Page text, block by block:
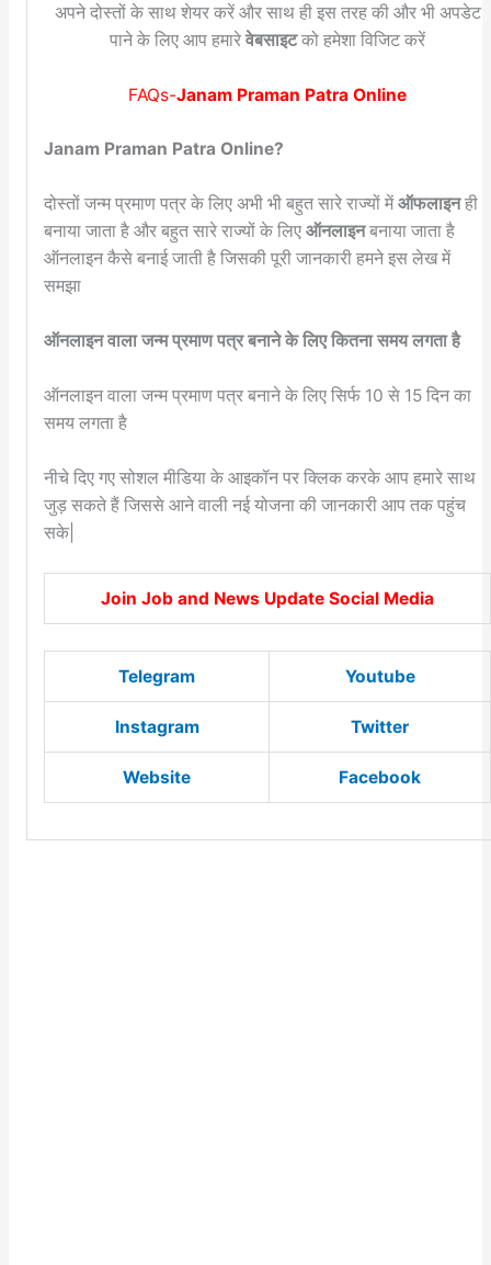
अपने दोस्तों के साथ शेयर करें और साथ ही इस तरह की और भी अपडेट
पाने के लिए आप हमारेवेबसाइटको हमेशा विजिट करें
FAQs-Janam Praman Patra Online
Janam Praman Patra Online?
दोस्तों जन्म प्रमाण पत्र के लिए अभी भी बहुत सारे राज्यों मेंऑफलाइनही
बनाया जाता है और बहुत सारे राज्यों के लिएऑनलाइनबनाया जाता है
ऑनलाइन कैसे बनाई जाती है जिसकी पूरी जानकारी हमने इस लेख में
समझा
ऑनलाइन वाला जन्म प्रमाण पत्र बनाने के लिए कितना समय लगता है
ऑनलाइन वाला जन्म प्रमाण पत्र बनाने के लिए सिर्फ 10 से 15 दिन का
समय लगता है
नीचे दिए गए सोशल मीडिया के आइकॉन पर क्लिक करके आप हमारे साथ
जुड़ सकते हैं जिससे आने वाली नई योजना की जानकारी आप तक पहुंच
सके|
Join Job and News Update Social Media
Telegram Youtube
Instagram Twitter
Website Facebook